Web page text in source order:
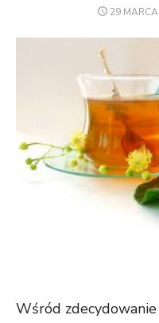
POSTED
29
Wśród zdecydowanie